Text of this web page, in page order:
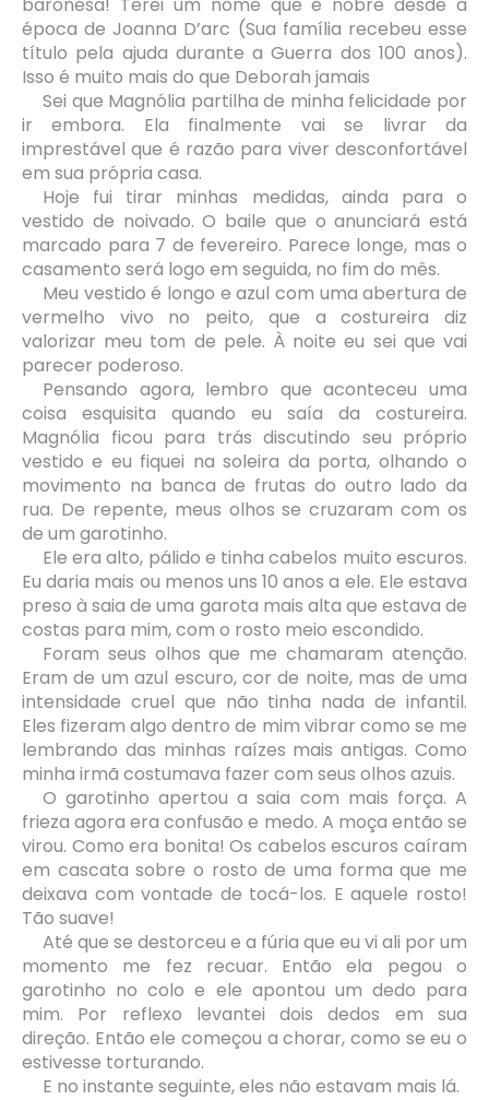
época de Joanna D’arc (Sua família recebeu esse
título pela ajuda durante a Guerra dos 100 anos).
Isso é muito mais do que Deborah jamais
Sei que Magnólia partilha de minha felicidade por
ir embora. Ela finalmente vai se livrar da
imprestável que é razão para viver desconfortável
em sua própria casa.
Hoje fui tirar minhas medidas, ainda para o
vestido de noivado. O baile que o anunciará está
marcado para 7 de fevereiro. Parece longe, mas o
casamento será logo em seguida, no fim do mês.
Meu vestido é longo e azul com uma abertura de
vermelho vivo no peito, que a costureira diz
valorizar meu tom de pele. À noite eu sei que vai
parecer poderoso.
Pensando agora, lembro que aconteceu uma
coisa esquisita quando eu saía da costureira.
Magnólia ficou para trás discutindo seu próprio
vestido e eu fiquei na soleira da porta, olhando o
movimento na banca de frutas do outro lado da
rua. De repente, meus olhos se cruzaram com os
de um garotinho.
Ele era alto, pálido e tinha cabelos muito escuros.
Eu daria mais ou menos uns 10 anos a ele. Ele estava
preso à saia de uma garota mais alta que estava de
costas para mim, com o rosto meio escondido.
Foram seus olhos que me chamaram atenção.
Eram de um azul escuro, cor de noite, mas de uma
intensidade cruel que não tinha nada de infantil.
Eles fizeram algo dentro de mim vibrar como se me
lembrando das minhas raízes mais antigas. Como
minha irmã costumava fazer com seus olhos azuis.
O garotinho apertou a saia com mais força. A
frieza agora era confusão e medo. A moça então se
virou. Como era bonita! Os cabelos escuros caíram
em cascata sobre o rosto de uma forma que me
deixava com vontade de tocá-los. E aquele rosto!
Tão suave!
Até que se destorceu e a fúria que eu vi ali por um
momento me fez recuar. Então ela pegou o
garotinho no colo e ele apontou um dedo para
mim. Por reflexo levantei dois dedos em sua
direção. Então ele começou a chorar, como se eu o
estivesse torturando.
E no instante seguinte, eles não estavam mais lá.